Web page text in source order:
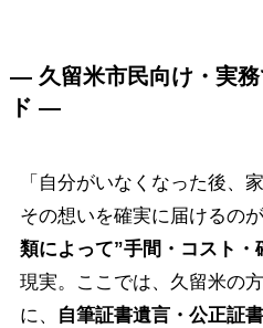
— 久留米市民向け・実務
ド —
「自分がいなくなった後、
その想いを確実に届けるの
類によって”手間・コスト・
現実。ここでは、久留米の
に、
自筆証書遺言・公正証